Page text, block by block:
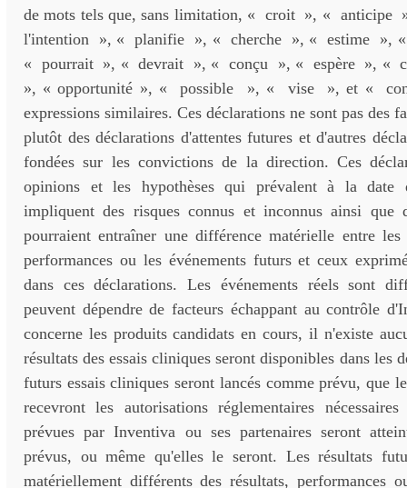
de mots tels que, sans limitation, « croit », « anticipe
l'intention », « planifie », « cherche », « estime »,
« pourrait », « devrait », « conçu », « espère », «
», « opportunité », « possible », « vise », et «
expressions similaires. Ces déclarations ne sont pas des
plutôt des déclarations d'attentes futures et d'autres
fondées sur les convictions de la direction. Ces
opinions et les hypothèses qui prévalent à la date
impliquent des risques connus et inconnus ainsi que
pourraient entraîner une différence matérielle entre
performances ou les événements futurs et ceux
dans ces déclarations. Les événements réels sont
peuvent dépendre de facteurs échappant au contrôle
concerne les produits candidats en cours, il n'existe
résultats des essais cliniques seront disponibles dans les
futurs essais cliniques seront lancés comme prévu, que
recevront les autorisations réglementaires
prévues par Inventiva ou ses partenaires seront
prévus, ou même qu'elles le seront. Les résultats
matériellement différents des résultats, performances